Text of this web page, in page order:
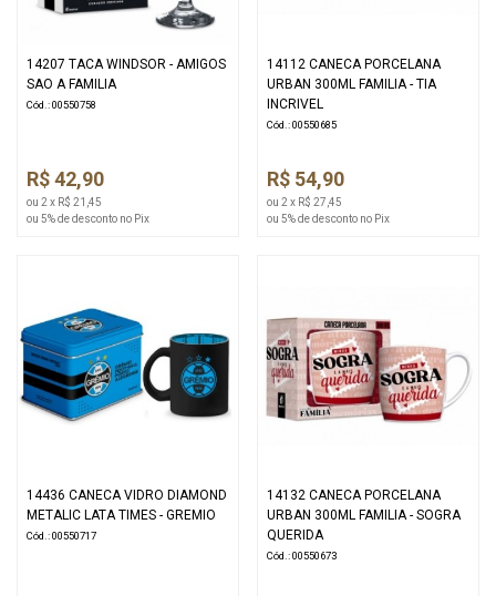
14207 TACA WINDSOR - AMIGOS
SAO A FAMILIA
Cód.: 00550758
R$ 42,90
ou 2 x R$ 21,45
ou 5% de desconto no Pix
14112 CANECA PORCELANA
URBAN 300ML FAMILIA - TIA
INCRIVEL
Cód.: 00550685
R$ 54,90
ou 2 x R$ 27,45
ou 5% de desconto no Pix
14436 CANECA VIDRO DIAMOND
METALIC LATA TIMES - GREMIO
Cód.: 00550717
14132 CANECA PORCELANA
URBAN 300ML FAMILIA - SOGRA
QUERIDA
Cód.: 00550673